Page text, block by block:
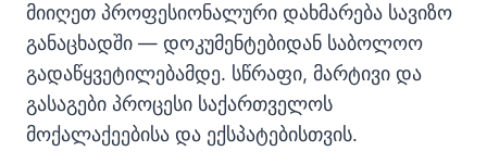
მიიღეთ პროფესიონალური დახმარება სავიზო
განაცხადში — დოკუმენტებიდან საბოლოო
გადაწყვეტილებამდე. სწრაფი, მარტივი და
გასაგები პროცესი საქართველოს
მოქალაქეებისა და ექსპატებისთვის.